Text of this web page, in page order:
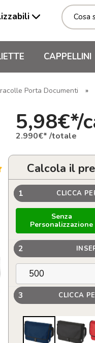
CAPPELLINI
Porta Documenti »
5,98€*/
2.990€* /totale
Calcola il
1 CLICCA
Senza
Personalizzazione
2
3 CLICCA